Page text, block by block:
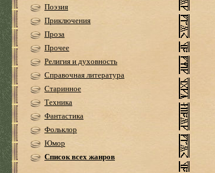
Поэзия
Приключения
Проза
Прочее
Религия и духовность
Справочная литература
Старинное
Техника
Фантастика
Фольклор
Юмор
Список всех жанров